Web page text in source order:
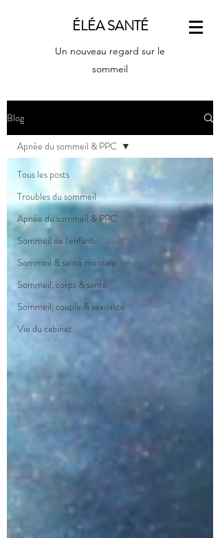
ÉLÉA SANTÉ
Un nouveau regard sur le
sommeil
Blog
Tous les posts
Troubles du sommeil
Apnée du sommeil & PPC
Sommeil de l'enfant
Sommeil & santé mentale
Sommeil, corps & santé
Sommeil, couple & sexualité
Vie du cabinet
Apnée du sommeil & PPC